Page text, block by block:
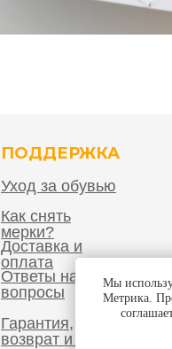
Мы
Метрика.
ПОДДЕРЖКА
Уход за обувью
Как снять
мерки?
Доставка и
оплата
Ответы на
вопросы
Гарантия,
возврат и обмен